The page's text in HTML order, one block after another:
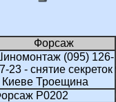
Форсаж
(095) 126-
23 - снятие секреток
Киеве Троещина
P0202